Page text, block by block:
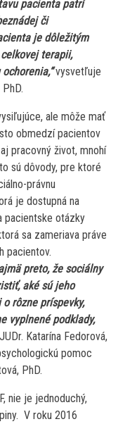
pacienta patrí
či
je dôležitým
terapii,
vysvetľuje
ale môže mať
obmedzí pacientov
pracovný život, mnohí
sú dôvody, pre ktoré
právnu
je dostupná na
pacientske otázky
sa zameriava práve
pacientov.
preto, že sociálny
aké sú jeho
rôzne príspevky,
vyplnené podklady,
Katarína Fedorová,
pomoc
PhD.
nie je jednoduchý,
V roku 2016